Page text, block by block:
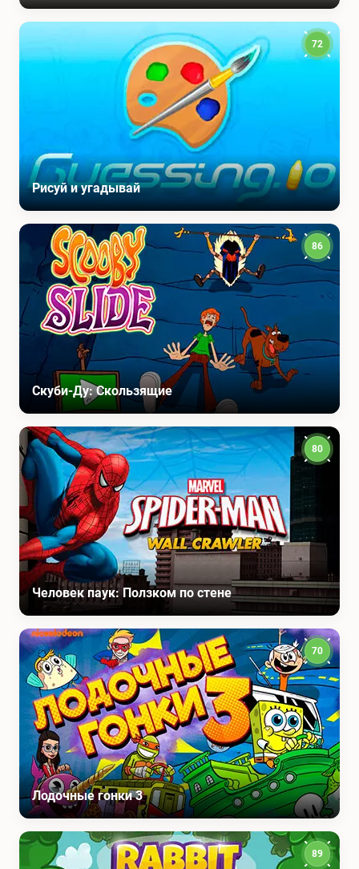
Рисуй и угадывай
72
Скуби-Ду: Скользящие
86
Человек паук: Ползком по стене
80
Лодочные гонки 3
70
89